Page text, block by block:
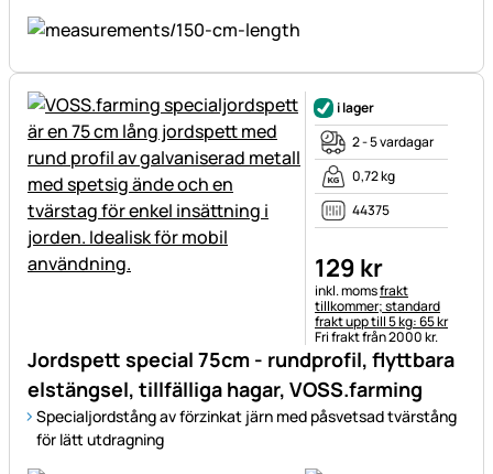
Jordspett special 75cm - rundprofil, flyttbara
elstängsel, tillfälliga hagar, VOSS.farming
Specialjordstång av förzinkat järn med påsvetsad tvärstång
för lätt utdragning
i lager
2 - 5 vardagar
0,72 kg
44375
129 kr
Skatteinformation:
inkl. momsfrakt
tillkommer; standard
frakt upp till 5 kg: 65 kr
Fri frakt från 2000 kr.